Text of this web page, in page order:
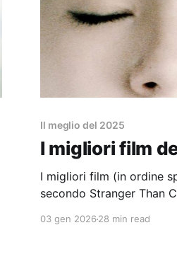
Il meglio del 2025
I migliori film
I migliori film (in ordine
secondo Stranger Than
03 gen 202628 min read